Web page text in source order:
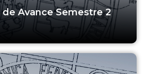
Avance Semestre 2